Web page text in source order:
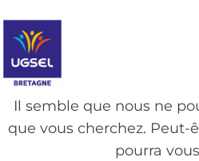
au
contenuAUCUN
Il semble que nous ne
que vous cherchez. Peut-
pourra